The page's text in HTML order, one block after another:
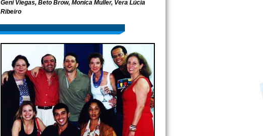
Geni Viegas, Beto Brow, Monica Muller, Vera Lúcia
Ribeiro